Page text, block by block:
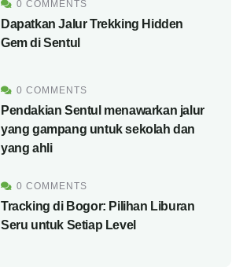
0 COMMENTS
Dapatkan Jalur Trekking Hidden
Gem di Sentul
0 COMMENTS
Pendakian Sentul menawarkan jalur
yang gampang untuk sekolah dan
yang ahli
0 COMMENTS
Tracking di Bogor: Pilihan Liburan
Seru untuk Setiap Level